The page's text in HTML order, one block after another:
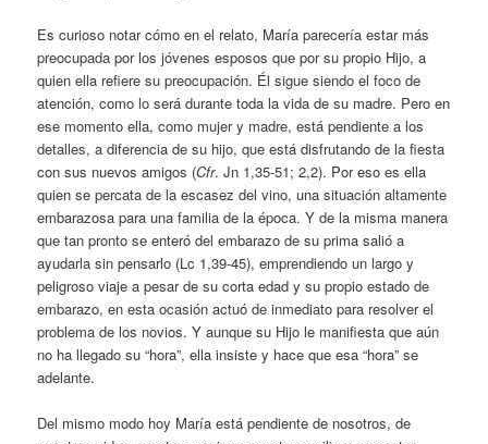
Es curioso notar cómo en el relato, María parecería estar más
preocupada por los jóvenes esposos que por su propio Hijo, a
quien ella refiere su preocupación. Él sigue siendo el foco de
atención, como lo será durante toda la vida de su madre. Pero en
ese momento ella, como mujer y madre, está pendiente a los
detalles, a diferencia de su hijo, que está disfrutando de la fiesta
con sus nuevos amigos (Cfr. Jn 1,35-51; 2,2). Por eso es ella
quien se percata de la escasez del vino, una situación altamente
embarazosa para una familia de la época. Y de la misma manera
que tan pronto se enteró del embarazo de su prima salió a
ayudarla sin pensarlo (Lc 1,39-45), emprendiendo un largo y
peligroso viaje a pesar de su corta edad y su propio estado de
embarazo, en esta ocasión actuó de inmediato para resolver el
problema de los novios. Y aunque su Hijo le manifiesta que aún
no ha llegado su “hora”, ella insiste y hace que esa “hora” se
adelante.
Del mismo modo hoy María está pendiente de nosotros, de